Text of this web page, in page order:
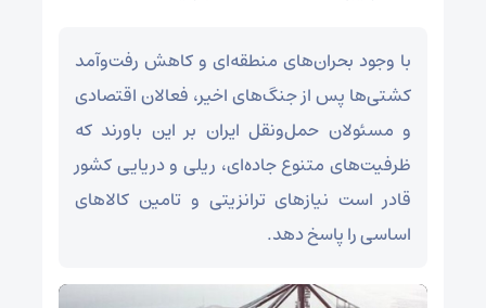
با وجود بحران‌های منطقه‌ای و کاهش رفت‌وآمد
کشتی‌ها پس از جنگ‌های اخیر، فعالان اقتصادی
و مسئولان حمل‌ونقل ایران بر این باورند که
ظرفیت‌های متنوع جاده‌ای، ریلی و دریایی کشور
قادر است نیازهای ترانزیتی و تامین کالاهای
اساسی را پاسخ دهد.